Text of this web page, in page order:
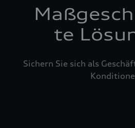
te
Sichern Sie sich als